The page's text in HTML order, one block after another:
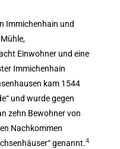
Immichenhain und
Einwohner und eine
Immichenhain
kam 1544
und wurde gegen
zehn Bewohner von
Nachkommen
genannt.4